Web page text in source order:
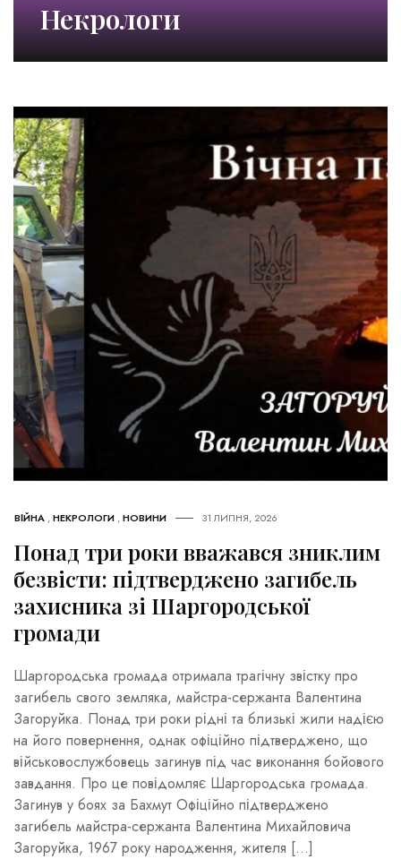
Некрологи
ВІЙНА ,НЕКРОЛОГИ ,НОВИНИ 31 ЛИПНЯ, 2026
Понад три роки вважався зниклим
безвісти: підтверджено загибель
захисника зі Шаргородської
громади
Шаргородська громада отримала трагічну звістку про
загибель свого земляка, майстра-сержанта Валентина
Загоруйка. Понад три роки рідні та близькі жили надією
на його повернення, однак офіційно підтверджено, що
військовослужбовець загинув під час виконання бойового
завдання. Про це повідомляє Шаргородська громада.
Загинув у боях за Бахмут Офіційно підтверджено
загибель майстра-сержанта Валентина Михайловича
Загоруйка, 1967 року народження, жителя […]